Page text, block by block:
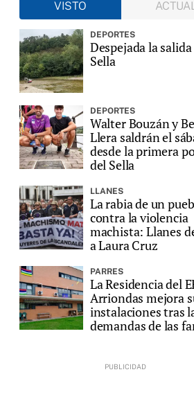
VISTO
DEPORTES
Despejada la
Sella
DEPORTES
Walter Bouzán y
Llera saldrán el
desde la primera
del Sella
LLANES
La rabia de un
contra la violencia
machista: Llanes
a Laura Cruz
PARRES
La Residencia del
Arriondas mejora
instalaciones tras
demandas de las